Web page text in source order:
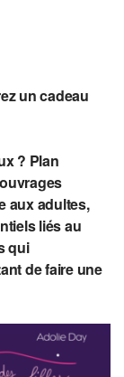
un cadeau
? Plan
aux adultes,
liés au
qui
de faire une